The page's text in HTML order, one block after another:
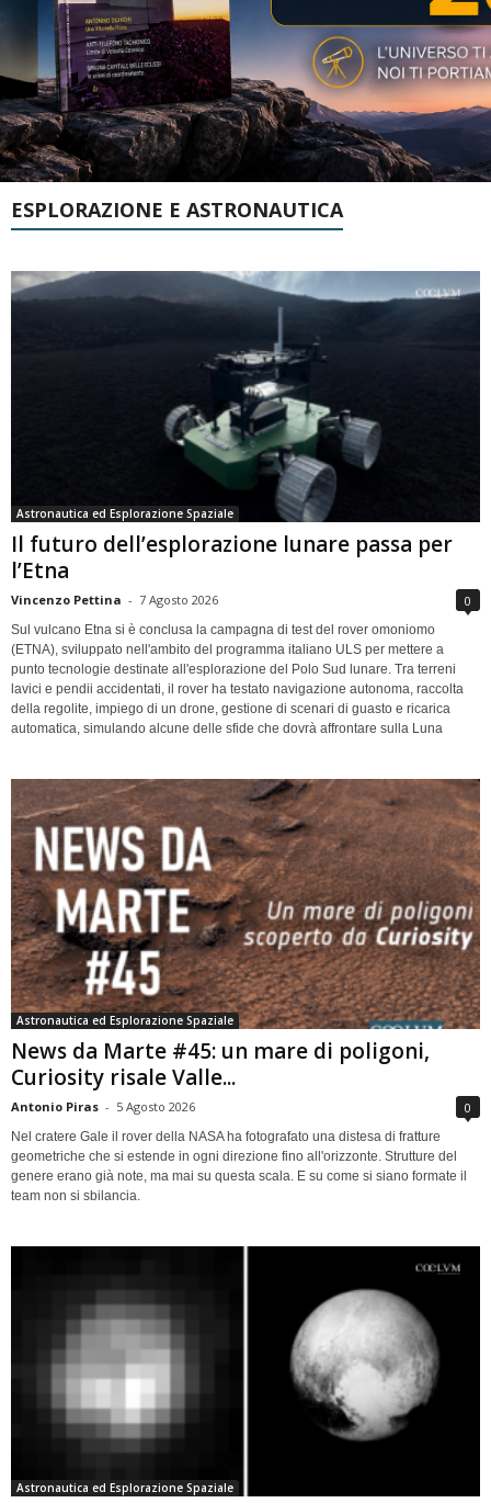
ESPLORAZIONE E ASTRONAUTICA
Astronautica ed Esplorazione Spaziale
Il futuro dell’esplorazione lunare passa per
l’Etna
Vincenzo Pettina - 7 Agosto 2026 0
Sul vulcano Etna si è conclusa la campagna di test del rover omoniomo
(ETNA), sviluppato nell'ambito del programma italiano ULS per mettere a
punto tecnologie destinate all'esplorazione del Polo Sud lunare. Tra terreni
lavici e pendii accidentati, il rover ha testato navigazione autonoma, raccolta
della regolite, impiego di un drone, gestione di scenari di guasto e ricarica
automatica, simulando alcune delle sfide che dovrà affrontare sulla Luna
Astronautica ed Esplorazione Spaziale
News da Marte #45: un mare di poligoni,
Curiosity risale Valle...
Antonio Piras - 5 Agosto 2026 0
Nel cratere Gale il rover della NASA ha fotografato una distesa di fratture
geometriche che si estende in ogni direzione fino all'orizzonte. Strutture del
genere erano già note, ma mai su questa scala. E su come si siano formate il
team non si sbilancia.
Astronautica ed Esplorazione Spaziale